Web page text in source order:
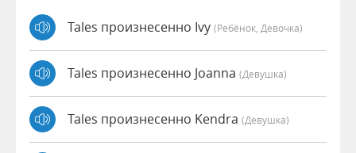
Tales произнесенно Ivy (Ребёнок, Девочка)
Tales произнесенно Joanna (девушка)
Tales произнесенно Kendra (девушка)